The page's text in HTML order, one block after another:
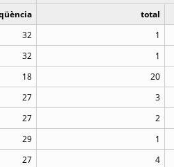
total
32 1
32 1
18 20
27 3
27 2
29 1
27 4